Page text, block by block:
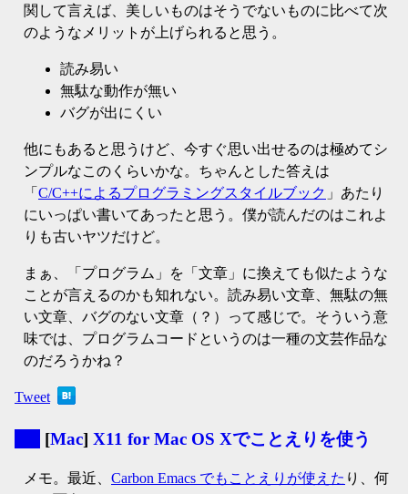
関して言えば、美しいものはそうでないものに比べて次
のようなメリットが上げられると思う。
読み易い
無駄な動作が無い
バグが出にくい
他にもあると思うけど、今すぐ思い出せるのは極めてシ
ンプルなこのくらいかな。ちゃんとした答えは
「 C/C++によるプログラミングスタイルブック 」あたり
にいっぱい書いてあったと思う。僕が読んだのはこれよ
りも古いヤツだけど。
まぁ、「プログラム」を「文章」に換えても似たような
ことが言えるのかも知れない。読み易い文章、無駄の無
い文章、バグのない文章（？）って感じで。そういう意
味では、プログラムコードというのは一種の文芸作品な
のだろうかね？
Tweet
[Mac]X11 for Mac OS Xでことえりを使う
メモ。最近、 Carbon Emacs でもことえりが使えた り、何